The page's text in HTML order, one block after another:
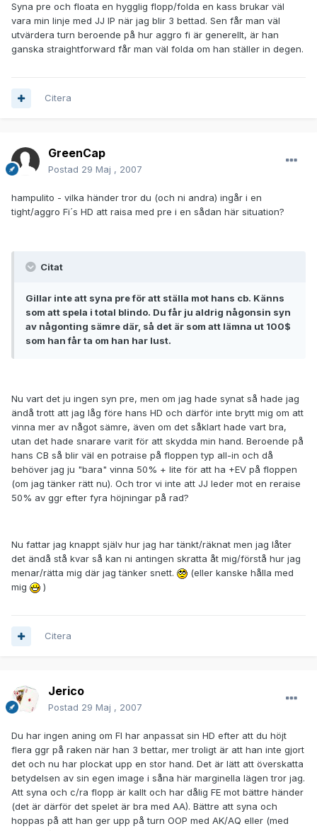
Syna pre och floata en hygglig flopp/folda en kass brukar väl
vara min linje med JJ IP när jag blir 3 bettad. Sen får man väl
utvärdera turn beroende på hur aggro fi är generellt, är han
ganska straightforward får man väl folda om han ställer in degen.
Citera
GreenCap
Postad 29 Maj , 2007
hampulito - vilka händer tror du (och ni andra) ingår i en
tight/aggro Fi´s HD att raisa med pre i en sådan här situation?
Citat
Gillar inte att syna pre för att ställa mot hans cb. Känns
som att spela i total blindo. Du får ju aldrig någonsin syn
av någonting sämre där, så det är som att lämna ut 100$
som han får ta om han har lust.
Nu vart det ju ingen syn pre, men om jag hade synat så hade jag
ändå trott att jag låg före hans HD och därför inte brytt mig om att
vinna mer av något sämre, även om det såklart hade vart bra,
utan det hade snarare varit för att skydda min hand. Beroende på
hans CB så blir väl en potraise på floppen typ all-in och då
behöver jag ju "bara" vinna 50% + lite för att ha +EV på floppen
(om jag tänker rätt nu). Och tror vi inte att JJ leder mot en reraise
50% av ggr efter fyra höjningar på rad?
Nu fattar jag knappt själv hur jag har tänkt/räknat men jag låter
det ändå stå kvar så kan ni antingen skratta åt mig/förstå hur jag
menar/rätta mig där jag tänker snett.
(eller kanske hålla med
mig
)
Citera
Jerico
Postad 29 Maj , 2007
Du har ingen aning om FI har anpassat sin HD efter att du höjt
flera ggr på raken när han 3 bettar, mer troligt är att han inte gjort
det och nu har plockat upp en stor hand. Det är lätt att överskatta
betydelsen av sin egen image i såna här marginella lägen tror jag.
Att syna och c/ra flopp är kallt och har dålig FE mot bättre händer
(det är därför det spelet är bra med AA). Bättre att syna och
hoppas på att han ger upp på turn OOP med AK/AQ eller (med